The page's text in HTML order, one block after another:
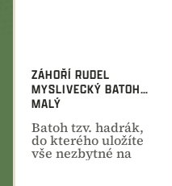
ZÁHOŘÍ RUDEL
MYSLIVECKÝ BATOH
MALÝ
Batoh tzv. hadrák,
do kterého uložíte
vše nezbytné na
vycházku do